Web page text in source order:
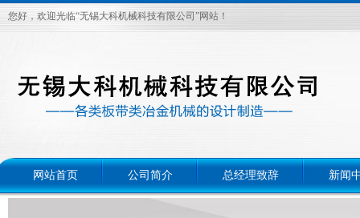
您好，欢迎光临“无锡大科机械科技有限公司”网站！
网站首页 公司简介 总经理致辞 新闻